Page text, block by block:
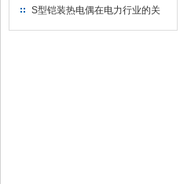
业到科研，无所不在的温度测量
S型铠装热电偶在电力行业的关